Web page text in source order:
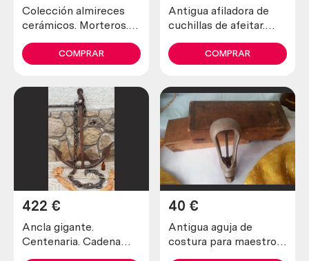
Colección almireces
cerámicos. Morteros.
Collection mortar
COMPRAR
Antigua afiladora de
cuchillas de afeitar.
COMPRAR
Ancla gigante.
Centenaria. Cadena
422 €
Antigua aguja de
costura para maestros
40 €